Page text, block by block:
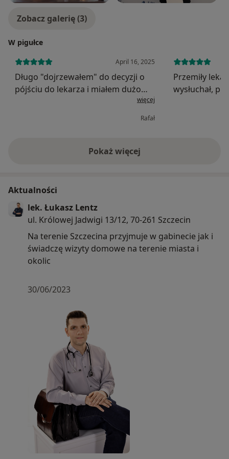
komfort i efektywność leczenia.
Zobacz galerię (3)
W pigułce
April 16, 2025
Długo "dojrzewałem" do decyzji o
pójściu do lekarza i miałem dużo
więcej
Rafał
Przemiły
wysłuchał,
Pokaż więcejo doświadczeniu
Aktualności
lek. Łukasz Lentz
ul. Królowej Jadwigi 13/12, 70-261 Szczecin
Na terenie Szczecina przyjmuje w gabinecie jak i
świadczę wizyty domowe na terenie miasta i
okolic
30/06/2023